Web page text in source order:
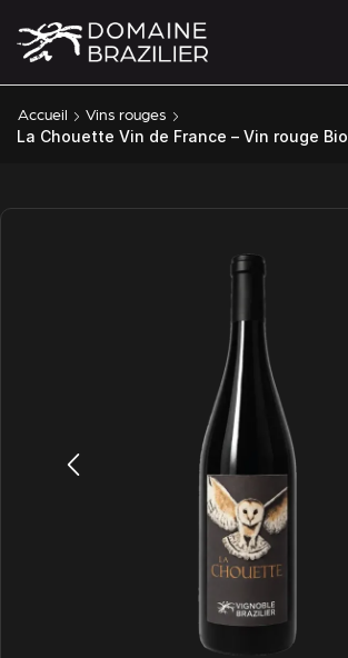
Accueil Vins rouges
La Chouette Vin de France – Vin rouge Bio